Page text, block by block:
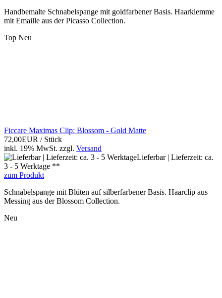
Handbemalte Schnabelspange mit goldfarbener Basis. Haarklemme
mit Emaille aus der Picasso Collection.
Top Neu
Ficcare Maximas Clip: Blossom - Gold Matte
72,00EUR / Stück
inkl. 19% MwSt. zzgl. Versand
Lieferbar | Lieferzeit: ca.
3 - 5 Werktage **
zum Produkt
Schnabelspange mit Blüten auf silberfarbener Basis. Haarclip aus
Messing aus der Blossom Collection.
Neu